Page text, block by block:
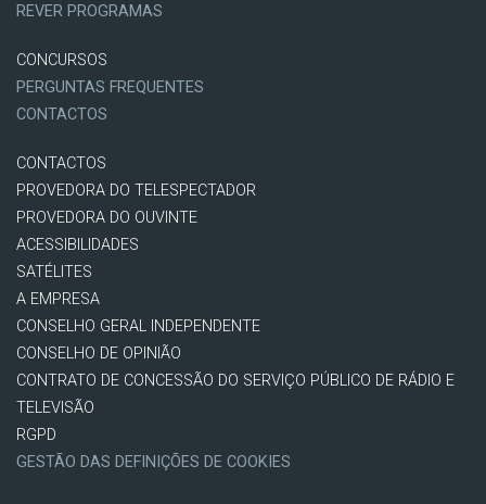
REVER PROGRAMAS
CONCURSOS
PERGUNTAS FREQUENTES
CONTACTOS
CONTACTOS
PROVEDORA DO TELESPECTADOR
PROVEDORA DO OUVINTE
ACESSIBILIDADES
SATÉLITES
A EMPRESA
CONSELHO GERAL INDEPENDENTE
CONSELHO DE OPINIÃO
CONTRATO DE CONCESSÃO DO SERVIÇO PÚBLICO DE RÁDIO E
TELEVISÃO
RGPD
GESTÃO DAS DEFINIÇÕES DE COOKIES